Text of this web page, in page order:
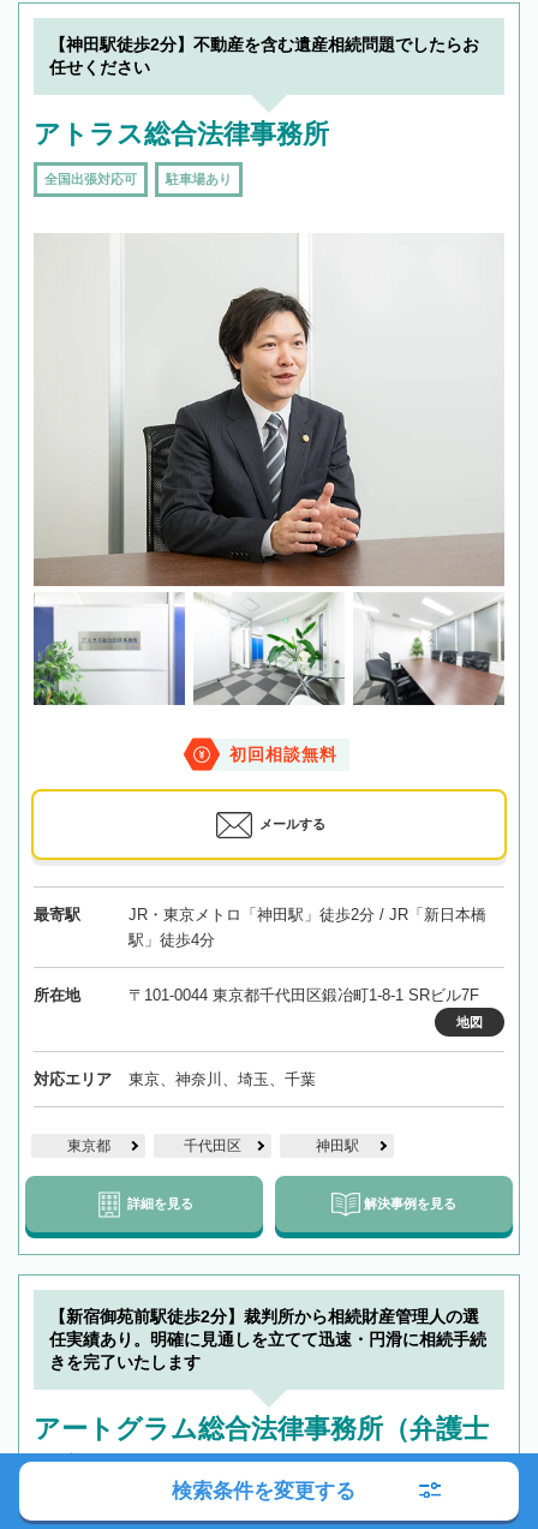
【神田駅徒歩2分】不動産を含む遺産相続問題でしたらお
任せください
アトラス総合法律事務所
全国出張対応可 駐車場あり
初回相談無料
メールする
最寄駅
JR・東京メトロ「神田駅」徒歩2分 / JR「新日本橋
駅」徒歩4分
所在地 〒101-0044 東京都千代田区鍛冶町1-8-1 SRビル7F
地図
対応エリア 東京、神奈川、埼玉、千葉
東京都 千代田区 神田駅
詳細を見る 解決事例を見る
【新宿御苑前駅徒歩2分】裁判所から相続財産管理人の選
任実績あり。明確に見通しを立てて迅速・円滑に相続手続
きを完了いたします
アートグラム総合法律事務所（弁護士
足立正）
検索条件を変更する